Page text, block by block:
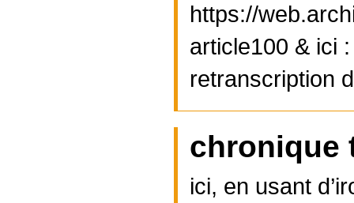
https://
article100 & ici
retranscription
chronique
ici, en usant